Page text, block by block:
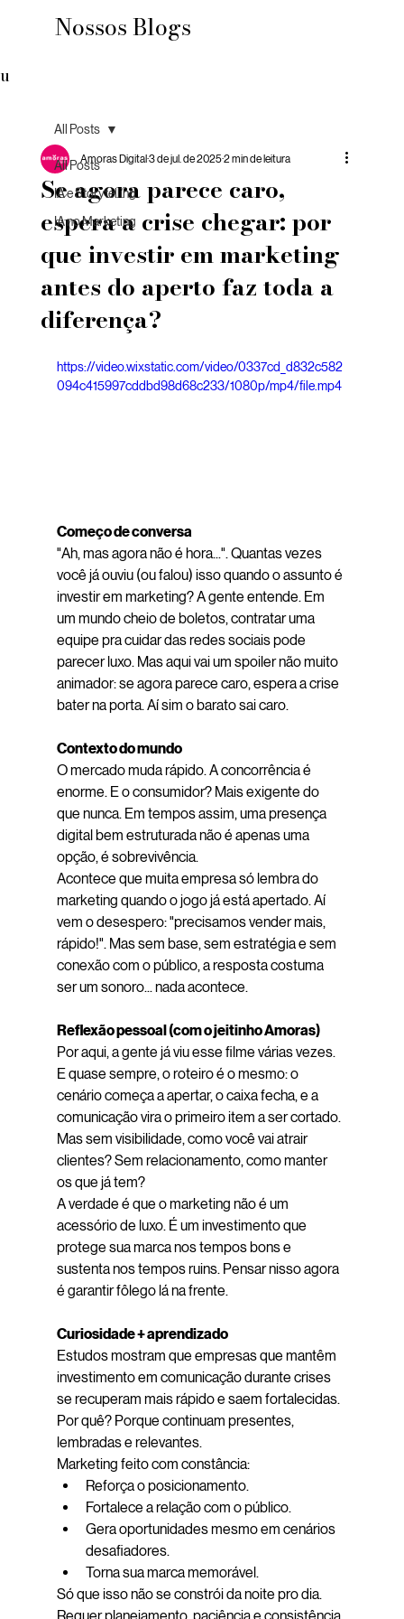
Nossos Blogs
All Posts
IA e Storytelling
IA no Marketing
All Posts
Se agora parece caro,
espera a crise chegar: por
que investir em marketing
antes do aperto faz toda a
diferença?
Amoras Digital 3 de jul. de 20252 min de leitura
https://video.wixstatic.com/video/0337cd_d832c582
094c415997cddbd98d68c233/1080p/mp4/file.mp4
Começo de conversa
"Ah, mas agora não é hora...". Quantas vezes
você já ouviu (ou falou) isso quando o assunto é
investir em marketing? A gente entende. Em
um mundo cheio de boletos, contratar uma
equipe pra cuidar das redes sociais pode
parecer luxo. Mas aqui vai um spoiler não muito
animador: se agora parece caro, espera a crise
bater na porta. Aí sim o barato sai caro.
Contexto do mundo
O mercado muda rápido. A concorrência é
enorme. E o consumidor? Mais exigente do
que nunca. Em tempos assim, uma presença
digital bem estruturada não é apenas uma
opção, é sobrevivência.
Acontece que muita empresa só lembra do
marketing quando o jogo já está apertado. Aí
vem o desespero: "precisamos vender mais,
rápido!". Mas sem base, sem estratégia e sem
conexão com o público, a resposta costuma
ser um sonoro... nada acontece.
Reflexão pessoal (com o jeitinho Amoras)
Por aqui, a gente já viu esse filme várias vezes.
E quase sempre, o roteiro é o mesmo: o
cenário começa a apertar, o caixa fecha, e a
comunicação vira o primeiro item a ser cortado.
Mas sem visibilidade, como você vai atrair
clientes? Sem relacionamento, como manter
os que já tem?
A verdade é que o marketing não é um
acessório de luxo. É um investimento que
protege sua marca nos tempos bons e
sustenta nos tempos ruins. Pensar nisso agora
é garantir fôlego lá na frente.
Curiosidade + aprendizado
Estudos mostram que empresas que mantêm
investimento em comunicação durante crises
se recuperam mais rápido e saem fortalecidas.
Por quê? Porque continuam presentes,
lembradas e relevantes.
Marketing feito com constância:
Reforça o posicionamento.
Fortalece a relação com o público.
Gera oportunidades mesmo em cenários
desafiadores.
Torna sua marca memorável.
Só que isso não se constrói da noite pro dia.